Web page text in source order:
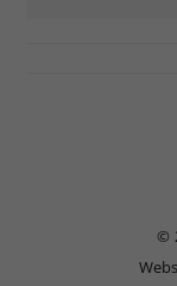
©